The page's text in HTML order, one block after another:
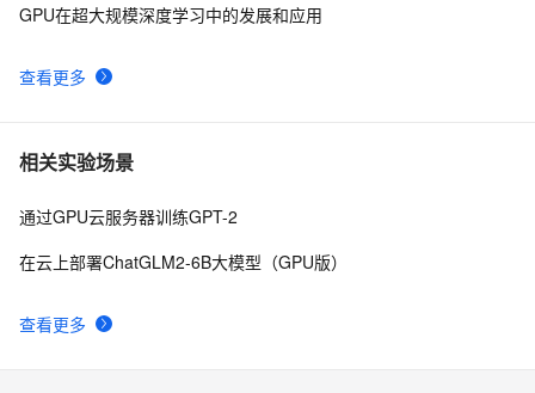
查看更多
GPU在超大规模深度学习中的发展和应用
相关实验场景
查看更多
通过GPU云服务器训练GPT-2
在云上部署ChatGLM2-6B大模型（GPU版）